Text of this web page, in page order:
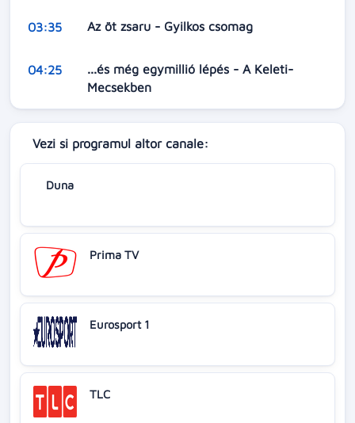
03:35 Az öt zsaru - Gyilkos csomag
04:25
...és még egymillió lépés - A Keleti-
Mecsekben
Vezi si programul altor canale:
Duna
Prima TV
Eurosport 1
TLC